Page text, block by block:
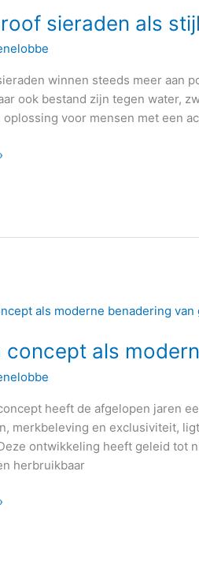
sieraden als
winnen steeds meer aan
ook bestand zijn tegen water,
oplossing voor mensen met een
concept als
heeft de afgelopen jaren
merkbeleving en exclusiviteit,
ontwikkeling heeft geleid tot
herbruikbaar